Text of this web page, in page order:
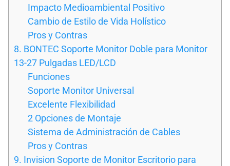
Impacto Medioambiental Positivo
Cambio de Estilo de Vida Holístico
Pros y Contras
8. BONTEC Soporte Monitor Doble para Monitor
13-27 Pulgadas LED/LCD
Funciones
Soporte Monitor Universal
Excelente Flexibilidad
2 Opciones de Montaje
Sistema de Administración de Cables
Pros y Contras
9. Invision Soporte de Monitor Escritorio para